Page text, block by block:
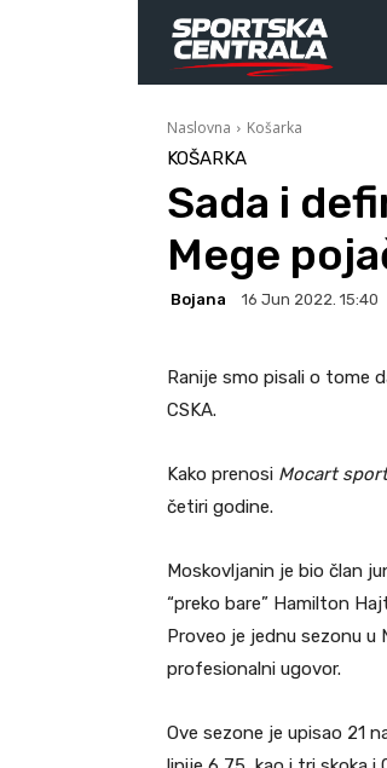
Naslovna Košarka
KOŠARKA
Sada i
Mege
Bojana 16 Jun 2022. 15:40
Ranije smo pisali o tome
CSKA.
Kako prenosi Mocart
četiri godine.
Moskovljanin je bio član
“preko bare” Hamilton
Proveo je jednu sezonu u
profesionalni ugovor.
Ove sezone je upisao 21